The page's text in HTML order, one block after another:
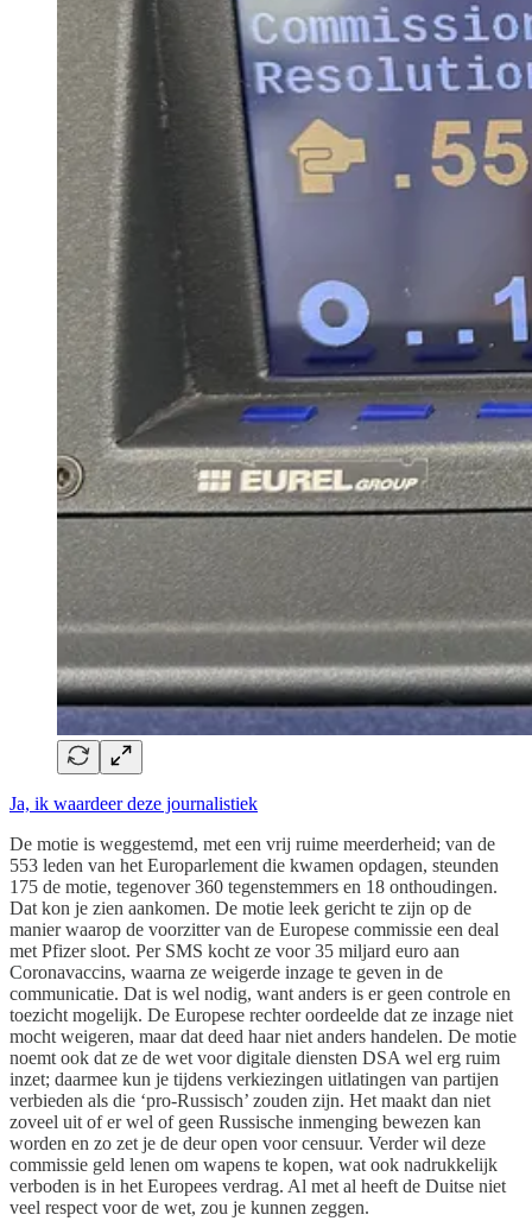
Ja, ik waardeer deze journalistiek
De motie is weggestemd, met een vrij ruime meerderheid; van de
553 leden van het Europarlement die kwamen opdagen, steunden
175 de motie, tegenover 360 tegenstemmers en 18 onthoudingen.
Dat kon je zien aankomen. De motie leek gericht te zijn op de
manier waarop de voorzitter van de Europese commissie een deal
met Pfizer sloot. Per SMS kocht ze voor 35 miljard euro aan
Coronavaccins, waarna ze weigerde inzage te geven in de
communicatie. Dat is wel nodig, want anders is er geen controle en
toezicht mogelijk. De Europese rechter oordeelde dat ze inzage niet
mocht weigeren, maar dat deed haar niet anders handelen. De motie
noemt ook dat ze de wet voor digitale diensten DSA wel erg ruim
inzet; daarmee kun je tijdens verkiezingen uitlatingen van partijen
verbieden als die ‘pro-Russisch’ zouden zijn. Het maakt dan niet
zoveel uit of er wel of geen Russische inmenging bewezen kan
worden en zo zet je de deur open voor censuur. Verder wil deze
commissie geld lenen om wapens te kopen, wat ook nadrukkelijk
verboden is in het Europees verdrag. Al met al heeft de Duitse niet
veel respect voor de wet, zou je kunnen zeggen.